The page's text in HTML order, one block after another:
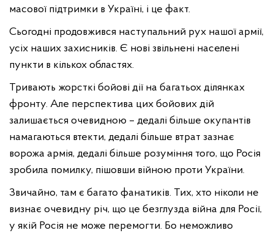
масової підтримки в Україні, і це факт.
Сьогодні продовжився наступальний рух нашої армії,
усіх наших захисників. Є нові звільнені населені
пункти в кількох областях.
Тривають жорсткі бойові дії на багатьох ділянках
фронту. Але перспектива цих бойових дій
залишається очевидною – дедалі більше окупантів
намагаються втекти, дедалі більше втрат зазнає
ворожа армія, дедалі більше розуміння того, що Росія
зробила помилку, пішовши війною проти України.
Звичайно, там є багато фанатиків. Тих, хто ніколи не
визнає очевидну річ, що це безглузда війна для Росії,
у якій Росія не може перемогти. Бо неможливо